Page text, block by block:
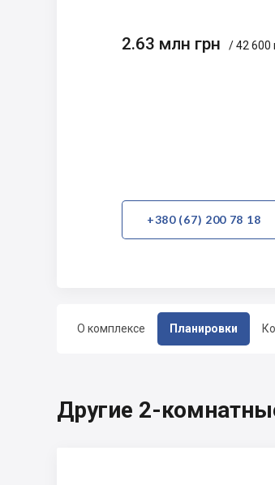
О комплексе Планировки
2.63 млн грн / 42 600
+380 (67) 200 78 18
Другие 2-